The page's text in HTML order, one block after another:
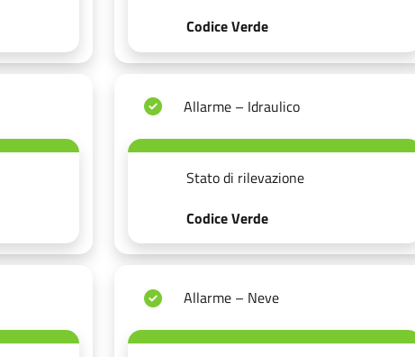
Codice Verde
Allarme – Idraulico
Stato di rilevazione
Codice Verde
Allarme – Neve